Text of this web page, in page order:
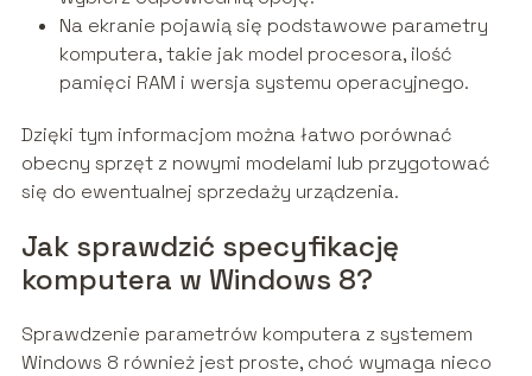
Na ekranie pojawią się podstawowe parametry
komputera, takie jak model procesora, ilość
pamięci RAM i wersja systemu operacyjnego.
Dzięki tym informacjom można łatwo porównać
obecny sprzęt z nowymi modelami lub przygotować
się do ewentualnej sprzedaży urządzenia.
Jak sprawdzić specyfikację
komputera w Windows 8?
Sprawdzenie parametrów komputera z systemem
Windows 8 również jest proste, choć wymaga nieco